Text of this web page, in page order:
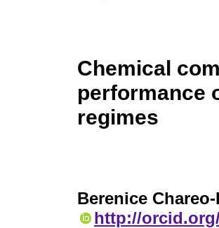
Chemical
performance
regimes
Berenice
http://orcid.org/